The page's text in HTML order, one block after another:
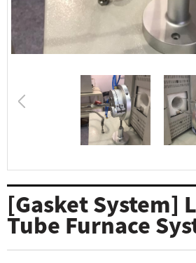
[Gasket System]
Tube Furnace